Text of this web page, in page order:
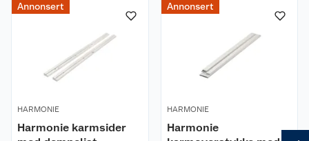
Annonsert
HARMONIE
Harmonie karmsider
Annonsert
HARMONIE
Harmonie